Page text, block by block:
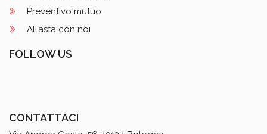
Preventivo mutuo
All’asta con noi
FOLLOW US
CONTATTACI